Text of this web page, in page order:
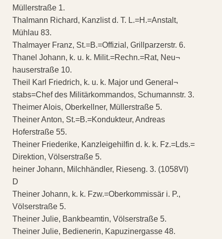
Müllerstraße 1.
Thalmann Richard, Kanzlist d. T. L.=H.=Anstalt,
Mühlau 83.
Thalmayer Franz, St.=B.=Offizial, Grillparzerstr. 6.
Thanel Johann, k. u. k. Milit.=Rechn.=Rat, Neu¬
hauserstraße 10.
Theil Karl Friedrich, k. u. k. Major und General¬
stabs=Chef des Militärkommandos, Schumannstr. 3.
Theimer Alois, Oberkellner, Müllerstraße 5.
Theiner Anton, St.=B.=Kondukteur, Andreas
Hoferstraße 55.
Theiner Friederike, Kanzleigehilfin d. k. k. Fz.=Lds.=
Direktion, Völserstraße 5.
heiner Johann, Milchhändler, Rieseng. 3. (1058VI)
D
Theiner Johann, k. k. Fzw.=Oberkommissär i. P.,
Völserstraße 5.
Theiner Julie, Bankbeamtin, Völserstraße 5.
Theiner Julie, Bedienerin, Kapuzinergasse 48.